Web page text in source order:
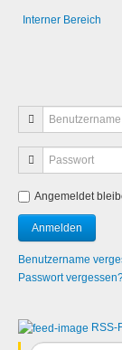
Interner Bereich
Angemeldet
Benutzername
Passwort
RSS-